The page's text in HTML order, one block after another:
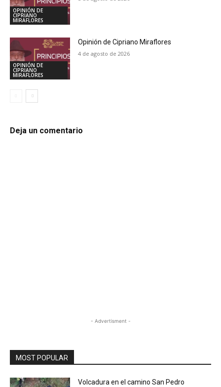
OPINIÓN DE
CIPRIANO
MIRAFLORES
OPINIÓN DE
CIPRIANO
MIRAFLORES
Opinión de Cipriano Miraflores
4 de agosto de 2026
Deja un comentario
- Advertisment -
MOST POPULAR
Volcadura en el camino San Pedro